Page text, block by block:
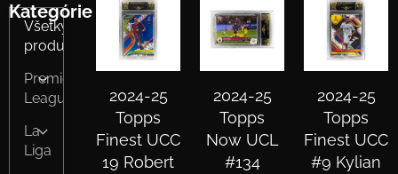
Kategórie
Všetky
produkty
Premier
League
La
Liga
2024-25
Topps
Finest UCC
19 Robert
2024-25
Topps
Now UCL
#134
2024-25
Topps
Finest UCC
#9 Kylian